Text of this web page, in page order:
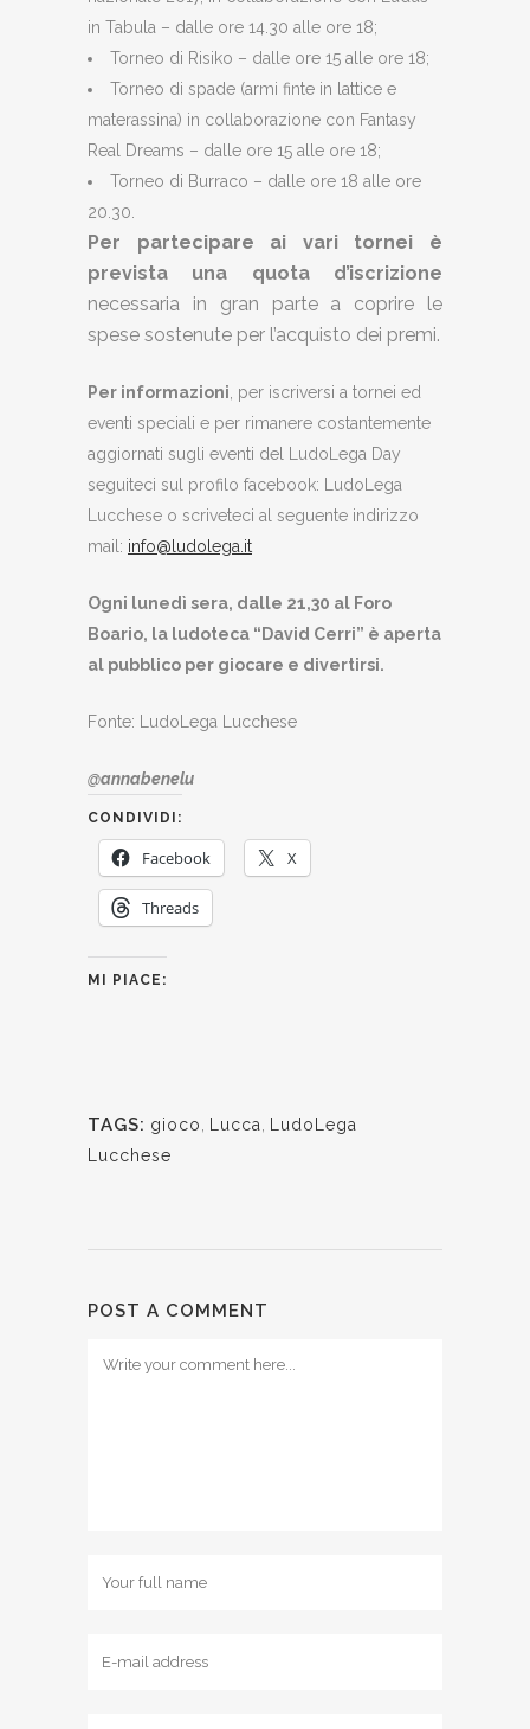
in Tabula – dalle ore 14.30 alle ore 18;
Torneo di Risiko – dalle ore 15 alle ore 18;
Torneo di spade (armi finte in lattice e
materassina) in collaborazione con Fantasy
Real Dreams – dalle ore 15 alle ore 18;
Torneo di Burraco – dalle ore 18 alle ore
20.30.
Per partecipare ai vari tornei è
prevista una quota d’iscrizione
necessaria in gran parte a coprire le
spese sostenute per l’acquisto dei premi.
Per informazioni , per iscriversi a tornei ed
eventi speciali e per rimanere costantemente
aggiornati sugli eventi del LudoLega Day
seguiteci sul profilo facebook: LudoLega
Lucchese o scriveteci al seguente indirizzo
mail: info@ludolega.it
Ogni lunedì sera, dalle 21,30 al Foro
Boario, la ludoteca “David Cerri” è aperta
al pubblico per giocare e divertirsi.
Fonte: LudoLega Lucchese
@annabenelu
CONDIVIDI:
Facebook X
Threads
MI PIACE:
TAGS: gioco Lucca
LudoLega
Lucchese
POST A COMMENT